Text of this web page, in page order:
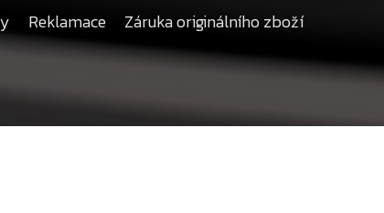
Reklamace Záruka originálního zboží